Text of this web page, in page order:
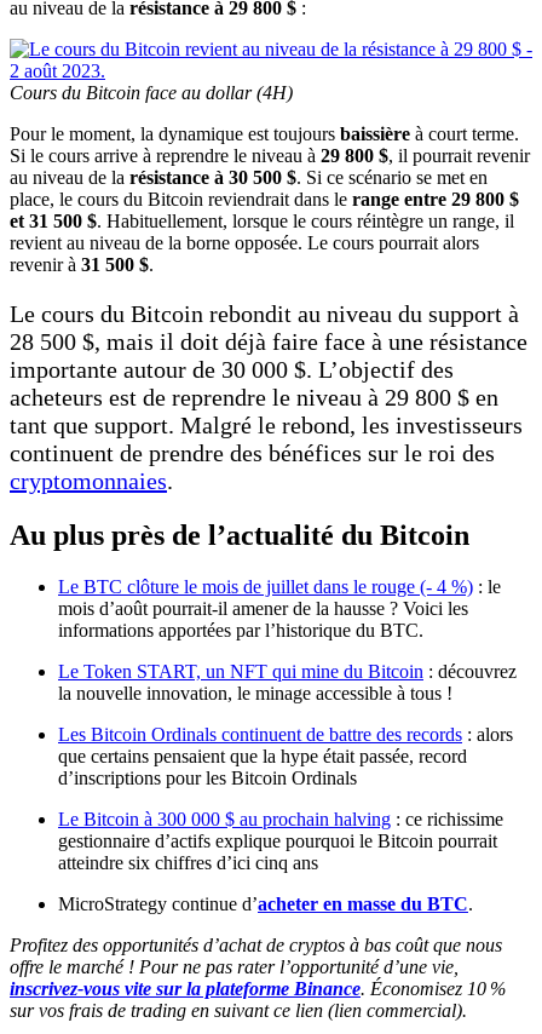
au niveau de la résistance à 29 800 $ :
Cours du Bitcoin face au dollar (4H)
Pour le moment, la dynamique est toujours baissière à court terme.
Si le cours arrive à reprendre le niveau à 29 800 $, il pourrait revenir
au niveau de la résistance à 30 500 $. Si ce scénario se met en
place, le cours du Bitcoin reviendrait dans le range entre 29 800 $
et 31 500 $. Habituellement, lorsque le cours réintègre un range, il
revient au niveau de la borne opposée. Le cours pourrait alors
revenir à 31 500 $.
Le cours du Bitcoin rebondit au niveau du support à
28 500 $, mais il doit déjà faire face à une résistance
importante autour de 30 000 $. L’objectif des
acheteurs est de reprendre le niveau à 29 800 $ en
tant que support. Malgré le rebond, les investisseurs
continuent de prendre des bénéfices sur le roi des
cryptomonnaies.
Au plus près de l’actualité du Bitcoin
Le BTC clôture le mois de juillet dans le rouge (- 4 %) : le
mois d’août pourrait-il amener de la hausse ? Voici les
informations apportées par l’historique du BTC.
Le Token START, un NFT qui mine du Bitcoin : découvrez
la nouvelle innovation, le minage accessible à tous !
Les Bitcoin Ordinals continuent de battre des records : alors
que certains pensaient que la hype était passée, record
d’inscriptions pour les Bitcoin Ordinals
Le Bitcoin à 300 000 $ au prochain halving : ce richissime
gestionnaire d’actifs explique pourquoi le Bitcoin pourrait
atteindre six chiffres d’ici cinq ans
MicroStrategy continue d’acheter en masse du BTC.
Profitez des opportunités d’achat de cryptos à bas coût que nous
offre le marché ! Pour ne pas rater l’opportunité d’une vie,
inscrivez-vous vite sur la plateforme Binance. Économisez 10 %
sur vos frais de trading en suivant ce lien (lien commercial).